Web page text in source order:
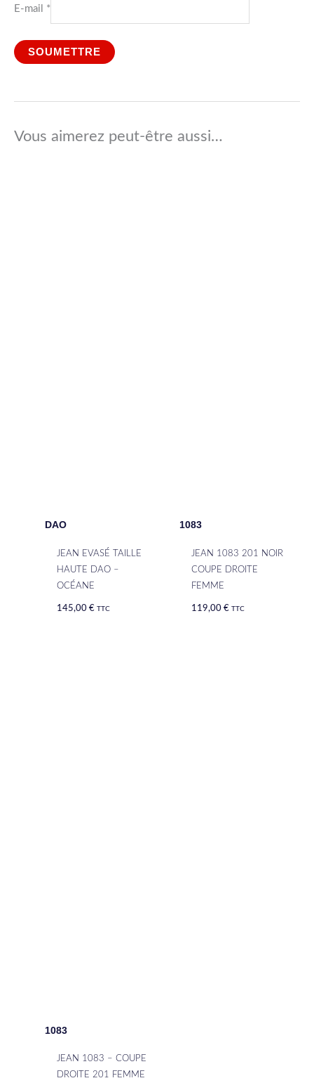
E-mail *
Vous aimerez peut-être aussi…
DAO
JEAN EVASÉ TAILLE
HAUTE DAO –
OCÉANE
145,00€ TTC
1083
JEAN 1083 201 NOIR
COUPE DROITE
FEMME
119,00€ TTC
1083
JEAN 1083 – COUPE
DROITE 201 FEMME